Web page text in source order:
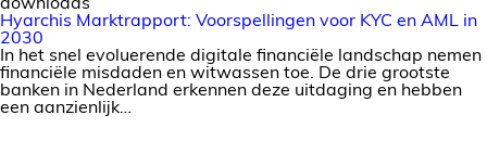
downloads
Hyarchis Marktrapport: Voorspellingen voor KYC en AML in
2030
In het snel evoluerende digitale financiële landschap nemen
financiële misdaden en witwassen toe. De drie grootste
banken in Nederland erkennen deze uitdaging en hebben
een aanzienlijk…